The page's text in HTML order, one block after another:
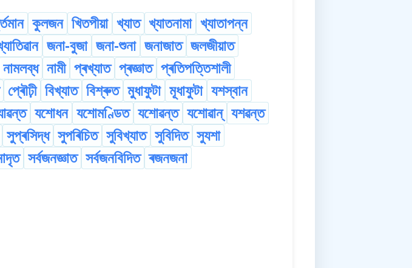
কুলজন খিতপীয়া খ্যাত খ্যাতনামা খ্যাতাপন্ন
জনা-বুজা জনা-শুনা জনাজাত জলজীয়াত
নামলব্ধ নামী প্ৰখ্যাত প্ৰজ্ঞাত প্ৰতিপত্তিশালী
প্ৰৌঢ়ী বিখ্যাত বিশ্ৰুত মুধাফুটা মূধাফুটা যশস্বান
যশোধন যশোমণ্ডিত যশোৱন্ত যশোৱান্ যশৱন্ত
সুপ্ৰসিদ্ধ সুপৰিচিত সুবিখ্যাত সুবিদিত সুযশা
সৰ্বজনজ্ঞাত সৰ্বজনবিদিত ৰজনজনা